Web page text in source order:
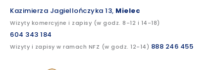
treści
Kazimierza Jagiellończyka 13, Mielec
Wizyty komercyjne i zapisy (w godz. 8-12 i 14-18)
604 343 184
Wizyty i zapisy w ramach NFZ (w godz. 12-14) 888 246 455